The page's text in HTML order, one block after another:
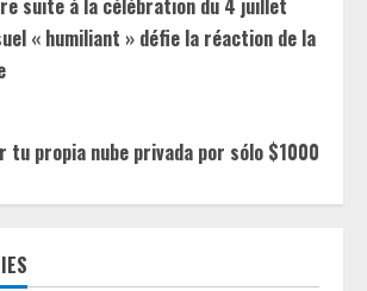
suite à la célébration du 4 juillet
« humiliant » défie la réaction de la
tu propia nube privada por sólo $1000